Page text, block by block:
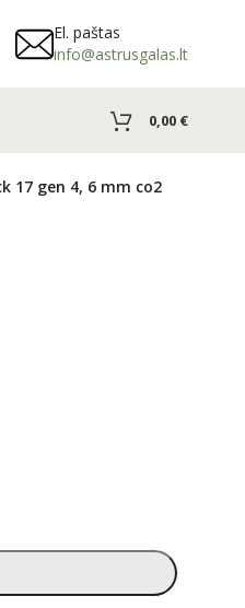
El. paštas
info@astrusgalas.lt
0,00 €
17 gen 4, 6 mm co2